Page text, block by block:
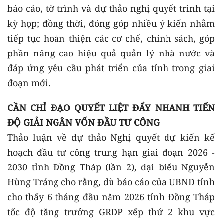
báo cáo, tờ trình và dự thảo nghị quyết trình tại
kỳ họp; đồng thời, đóng góp nhiều ý kiến nhằm
tiếp tục hoàn thiện các cơ chế, chính sách, góp
phần nâng cao hiệu quả quản lý nhà nước và
đáp ứng yêu cầu phát triển của tỉnh trong giai
đoạn mới.
CẦN CHỈ ĐẠO QUYẾT LIỆT ĐẨY NHANH TIẾN
ĐỘ GIẢI NGÂN VỐN ĐẦU TƯ CÔNG
Thảo luận về dự thảo Nghị quyết dự kiến kế
hoạch đầu tư công trung hạn giai đoạn 2026 -
2030 tỉnh Đồng Tháp (lần 2), đại biểu Nguyễn
Hùng Tráng cho rằng, dù báo cáo của UBND tỉnh
cho thấy 6 tháng đầu năm 2026 tỉnh Đồng Tháp
tốc độ tăng trưởng GRDP xếp thứ 2 khu vực